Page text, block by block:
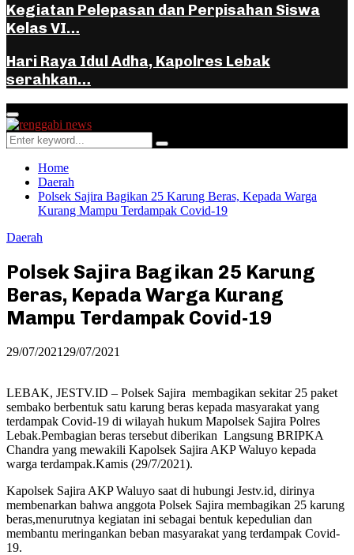
Kegiatan Pelepasan dan Perpisahan Siswa
Kelas VI…
Hari Raya Idul Adha, Kapolres Lebak
serahkan…
Facebook
Instagram
Youtube
Whatsapp
Primary
Menu
Search
for:
Search
Home
Daerah
Polsek Sajira Bagikan 25 Karung Beras, Kepada Warga
Kurang Mampu Terdampak Covid-19
Daerah
Polsek Sajira Bagikan 25 Karung
Beras, Kepada Warga Kurang
Mampu Terdampak Covid-19
29/07/2021 29/07/2021
LEBAK, JESTV.ID – Polsek Sajira membagikan sekitar 25 paket
sembako berbentuk satu karung beras kepada masyarakat yang
terdampak Covid-19 di wilayah hukum Mapolsek Sajira Polres
Lebak.Pembagian beras tersebut diberikan Langsung BRIPKA
Chandra yang mewakili Kapolsek Sajira AKP Waluyo kepada
warga terdampak.Kamis (29/7/2021).
Kapolsek Sajira AKP Waluyo saat di hubungi Jestv.id, dirinya
membenarkan bahwa anggota Polsek Sajira membagikan 25 karung
beras,menurutnya kegiatan ini sebagai bentuk kepedulian dan
membantu meringankan beban masyarakat yang terdampak Covid-
19.